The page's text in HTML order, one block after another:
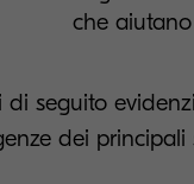
che
di seguito
dei principali